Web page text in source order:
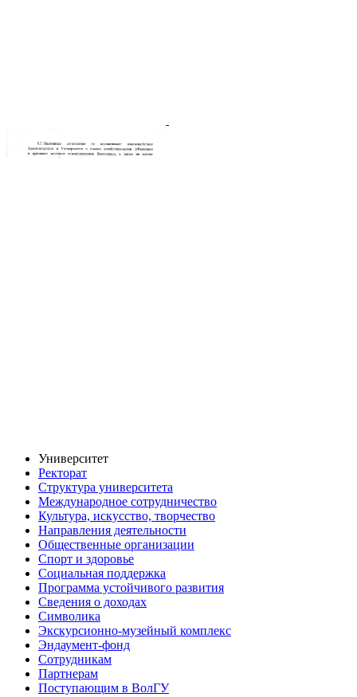
Университет
Ректорат
Структура университета
Международное сотрудничество
Культура, искусство, творчество
Направления деятельности
Общественные организации
Спорт и здоровье
Социальная поддержка
Программа устойчивого развития
Сведения о доходах
Символика
Экскурсионно-музейный комплекс
Эндаумент-фонд
Сотрудникам
Партнерам
Поступающим в ВолГУ